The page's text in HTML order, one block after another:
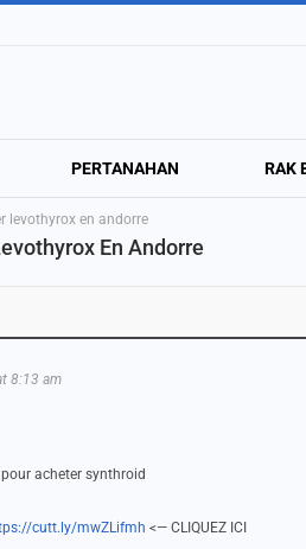
PERTANAHAN RAK
levothyrox en andorre
En Andorre
8:13 am
acheter synthroid
cutt.ly/mwZLifmh <— CLIQUEZ ICI